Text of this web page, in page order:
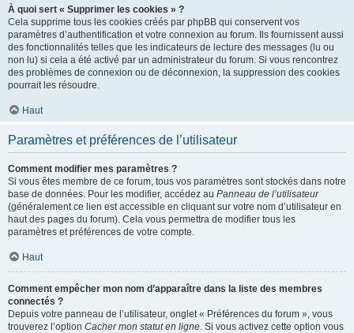
À quoi sert « Supprimer les cookies » ?
Cela supprime tous les cookies créés par phpBB qui conservent vos
paramètres d’authentification et votre connexion au forum. Ils fournissent aussi
des fonctionnalités telles que les indicateurs de lecture des messages (lu ou
non lu) si cela a été activé par un administrateur du forum. Si vous rencontrez
des problèmes de connexion ou de déconnexion, la suppression des cookies
pourrait les résoudre.
Haut
Paramètres et préférences de l’utilisateur
Comment modifier mes paramètres ?
Si vous êtes membre de ce forum, tous vos paramètres sont stockés dans notre
base de données. Pour les modifier, accédez au Panneau de l’utilisateur
(généralement ce lien est accessible en cliquant sur votre nom d’utilisateur en
haut des pages du forum). Cela vous permettra de modifier tous les
paramètres et préférences de votre compte.
Haut
Comment empêcher mon nom d’apparaître dans la liste des membres
connectés ?
Depuis votre panneau de l’utilisateur, onglet « Préférences du forum », vous
trouverez l’option Cacher mon statut en ligne. Si vous activez cette option vous